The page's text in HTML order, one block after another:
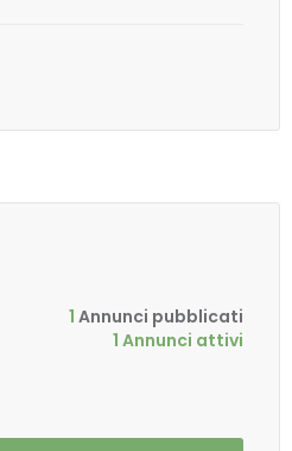
1 Annunci pubblicati
1 Annunci attivi